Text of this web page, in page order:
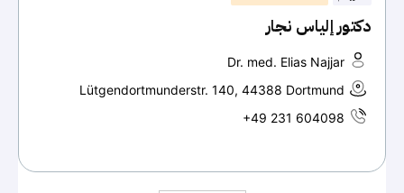
دكتور إلياس نجار
Dr. med. Elias Najjar
Lütgendortmunderstr. 140, 44388 Dortmund
+49 231 604098